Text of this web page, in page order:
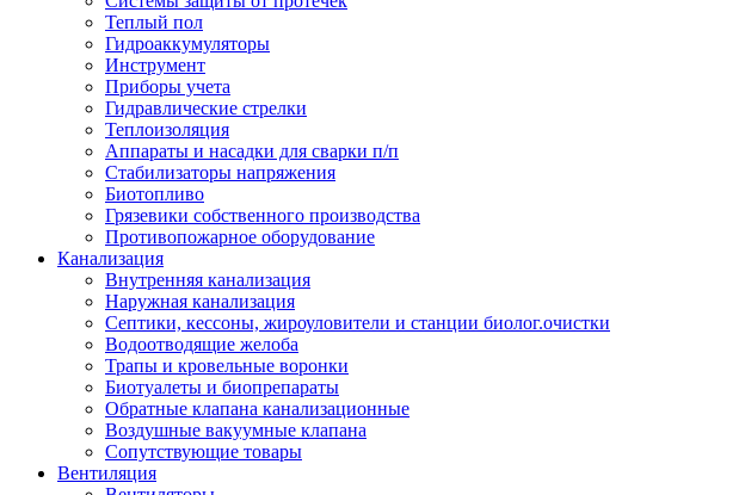
Теплый пол
Гидроаккумуляторы
Инструмент
Приборы учета
Гидравлические стрелки
Теплоизоляция
Аппараты и насадки для сварки п/п
Стабилизаторы напряжения
Биотопливо
Грязевики собственного производства
Противопожарное оборудование
Канализация
Внутренняя канализация
Наружная канализация
Септики, кессоны, жироуловители и станции биолог.очистки
Водоотводящие желоба
Трапы и кровельные воронки
Биотуалеты и биопрепараты
Обратные клапана канализационные
Воздушные вакуумные клапана
Сопутствующие товары
Вентиляция